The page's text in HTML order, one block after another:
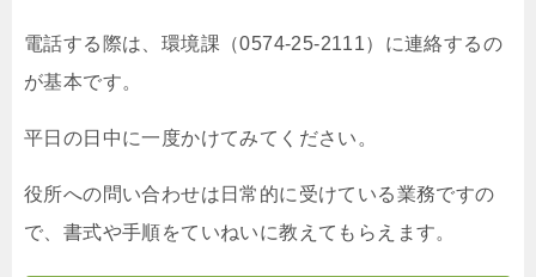
電話する際は、環境課（0574-25-2111）に連絡するの
が基本です。
平日の日中に一度かけてみてください。
役所への問い合わせは日常的に受けている業務ですの
で、書式や手順をていねいに教えてもらえます。